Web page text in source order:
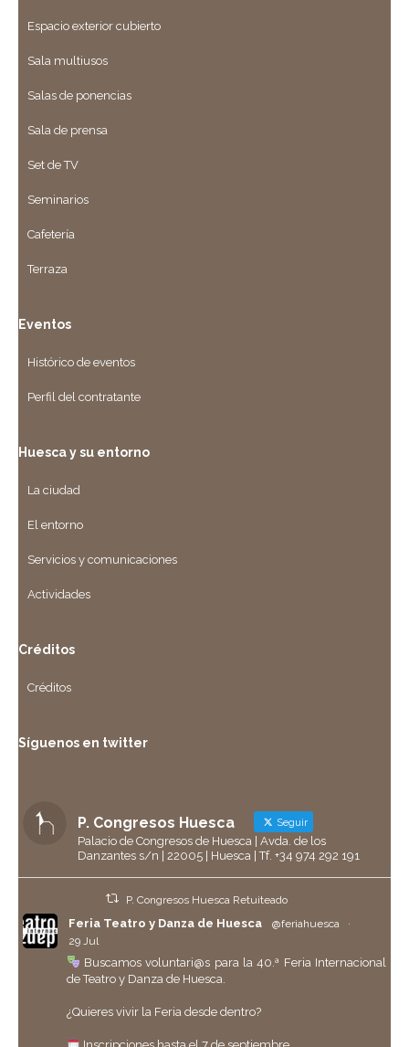
Espacio exterior cubierto
Sala multiusos
Salas de ponencias
Sala de prensa
Set de TV
Seminarios
Cafetería
Terraza
Eventos
Histórico de eventos
Perfil del contratante
Huesca y su entorno
La ciudad
El entorno
Servicios y comunicaciones
Actividades
Créditos
Créditos
Síguenos en twitter
P. Congresos Huesca Seguir
Palacio de Congresos de Huesca | Avda. de los
Danzantes s/n | 22005 | Huesca | Tf. +34 974 292 191
P. Congresos Huesca Retuiteado
Feria Teatro y Danza de Huesca @feriahuesca
·
29 Jul
Buscamos voluntari@s para la 40.ª Feria Internacional
de Teatro y Danza de Huesca.
¿Quieres vivir la Feria desde dentro?